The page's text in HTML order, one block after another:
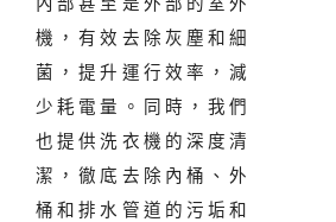
機，有效去除灰塵和細
菌，提升運行效率，減
少耗電量。同時，我們
也提供洗衣機的深度清
潔，徹底去除內桶、外
桶和排水管道的污垢和